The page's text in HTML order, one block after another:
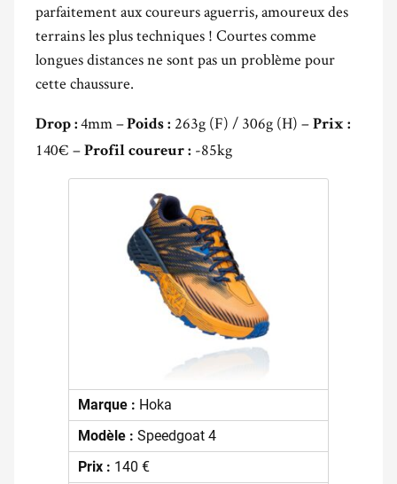
parfaitement aux coureurs aguerris, amoureux des
terrains les plus techniques ! Courtes comme
longues distances ne sont pas un problème pour
cette chaussure.
Drop : 4mm –Poids : 263g (F) / 306g (H) – Prix :
140€ – Profil coureur : -85kg
Marque : Hoka
Modèle : Speedgoat 4
Prix : 140 €